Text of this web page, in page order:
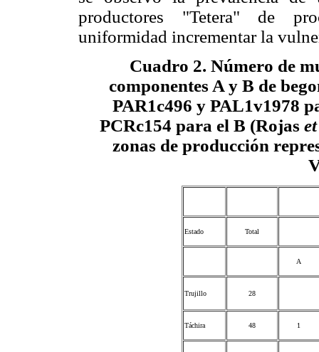
productores "Tetera" de
uniformidad incrementar la
Cuadro 2. Número de
componentes A y B de
PAR1c496 y PAL1v1978
PCRc154 para el B (Rojas
zonas de producción
Estado Total
A
Trujillo 28
Táchira 48 1